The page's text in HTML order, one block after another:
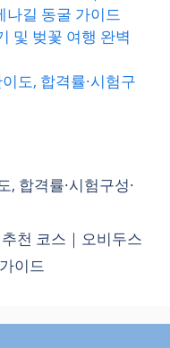
나길 동굴 가이드
및 벚꽃 여행 완벽
도, 합격률·시험구
, 합격률·시험구성·
천 코스｜오비두스
이드